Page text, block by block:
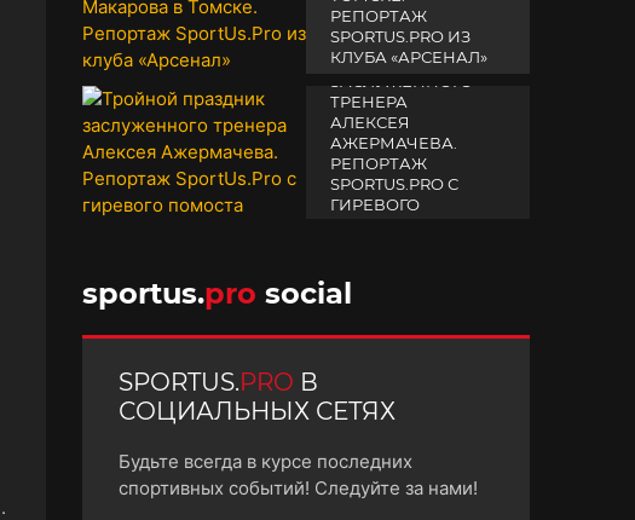
РЕПОРТАЖ
SPORTUS.PRO ИЗ
КЛУБА «АРСЕНАЛ»
14 апреля 2025
ТРОЙНОЙ
ПРАЗДНИК
ТРЕНЕРА
АЛЕКСЕЯ
АЖЕРМАЧЕВА.
РЕПОРТАЖ
SPORTUS.PRO С
ГИРЕВОГО
sportus.pro social
SPORTUS.PRO В
СОЦИАЛЬНЫХ СЕТЯХ
Будьте всегда в курсе последних
спортивных событий! Следуйте за нами!